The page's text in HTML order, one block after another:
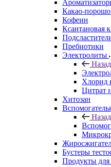
Какао-
Кофеин
Ксантановая
Пребиотики
Электролиты
Назад
Хлорид
Цитрат
Хитозан
Назад
Бустеры
Продукты